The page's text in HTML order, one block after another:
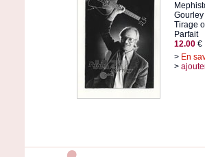
Gourley
Tirage
Parfait
12.00 €
> En
>